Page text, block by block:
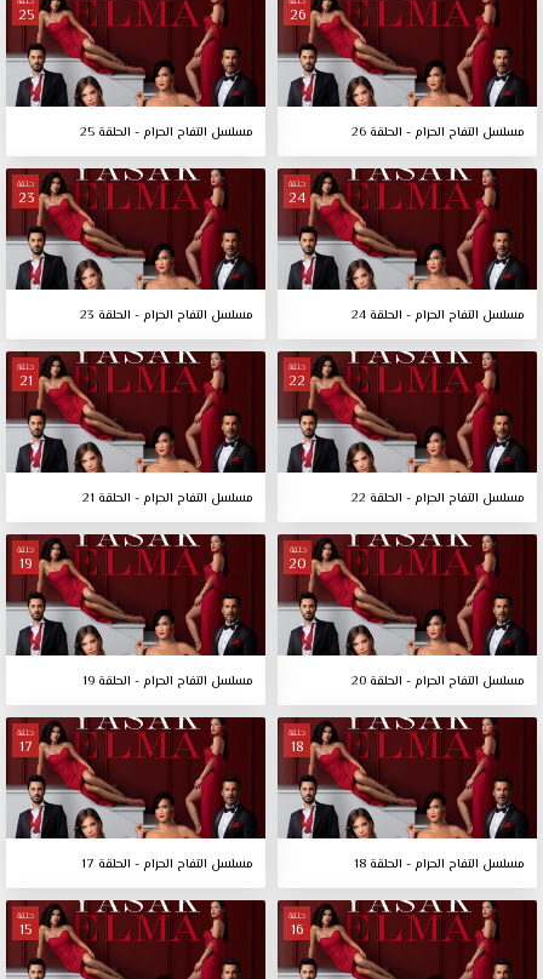
26
مسلسل التفاح الحرام - الحلقة 26
25
مسلسل التفاح الحرام - الحلقة 25
حلقة
24
مسلسل التفاح الحرام - الحلقة 24
حلقة
23
مسلسل التفاح الحرام - الحلقة 23
حلقة
22
مسلسل التفاح الحرام - الحلقة 22
حلقة
21
مسلسل التفاح الحرام - الحلقة 21
حلقة
20
مسلسل التفاح الحرام - الحلقة 20
حلقة
19
مسلسل التفاح الحرام - الحلقة 19
حلقة
18
مسلسل التفاح الحرام - الحلقة 18
حلقة
17
مسلسل التفاح الحرام - الحلقة 17
حلقة
16
حلقة
15